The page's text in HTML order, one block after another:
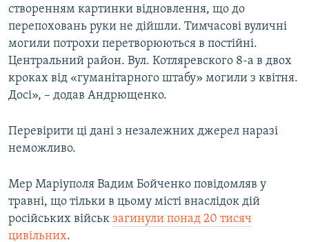
створенням картинки відновлення, що до
перепоховань руки не дійшли. Тимчасові вуличні
могили потрохи перетворюються в постійні.
Центральний район. Вул. Котляревского 8-а в двох
кроках від «гуманітарного штабу» могили з квітня.
Досі», – додав Андрющенко.
Перевірити ці дані з незалежних джерел наразі
неможливо.
Мер Маріуполя Вадим Бойченко повідомляв у
травні, що тільки в цьому місті внаслідок дій
російських військ загинули понад 20 тисяч
цивільних.